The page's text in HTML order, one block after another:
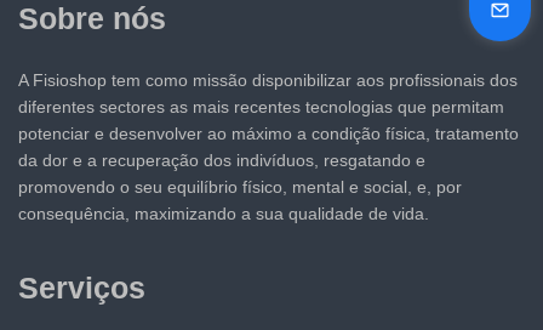
Sobre nós
A Fisioshop tem como missão disponibilizar aos profissionais dos
diferentes sectores as mais recentes tecnologias que permitam
potenciar e desenvolver ao máximo a condição física, tratamento
da dor e a recuperação dos indivíduos, resgatando e
promovendo o seu equilíbrio físico, mental e social, e, por
consequência, maximizando a sua qualidade de vida.
Serviços